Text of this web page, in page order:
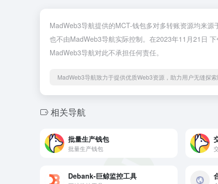
MadWeb3导航提供的MCT-钱包多对多转账资源均来
也不由MadWeb3导航实际控制。在2023年11月21日
MadWeb3导航对此不承担任何责任。
MadWeb3导航致力于提供优质Web3资源，助力用户无缝探
相关导航
批量生产钱包
批量生产钱包
Debank-巨鲸监控工具